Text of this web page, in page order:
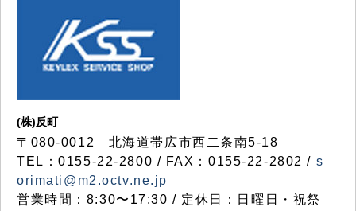
(株)反町
〒080-0012 北海道帯広市西二条南5-18
TEL：0155-22-2800 / FAX：0155-22-2802 / s
orimati@m2.octv.ne.jp
営業時間：8:30〜17:30 / 定休日：日曜日・祝祭